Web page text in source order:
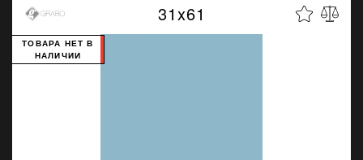
31x61
ТОВАРА НЕТ В
НАЛИЧИИ